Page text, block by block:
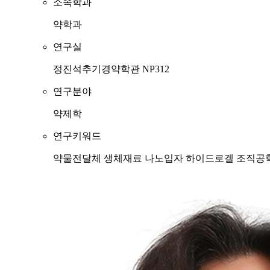
소속학과
약학과
연구실
정진석추기경약학관 NP312
연구분야
약제학
연구키워드
약물전달체 생체재료 나노입자 하이드로겔 조직공